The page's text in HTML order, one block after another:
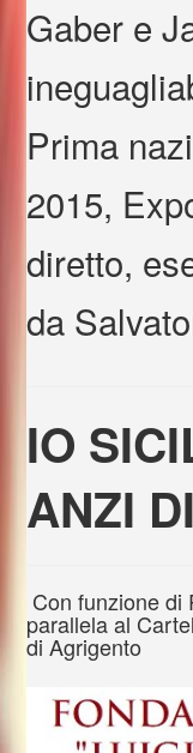
Gaber e
Prima
2015,
diretto,
da
IO
ANZI
Con funzione di
parallela al
di Agrigento